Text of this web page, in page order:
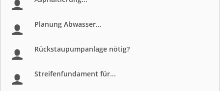
Planung Abwasser...
Rückstaupumpanlage nötig?
Streifenfundament für...